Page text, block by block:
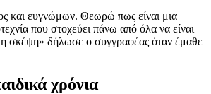
και ευγνώμων. Θεωρώ πως είναι μια
που στοχεύει πάνω από όλα να είναι
σκέψη» δήλωσε ο συγγραφέας όταν έμαθε
χρόνια